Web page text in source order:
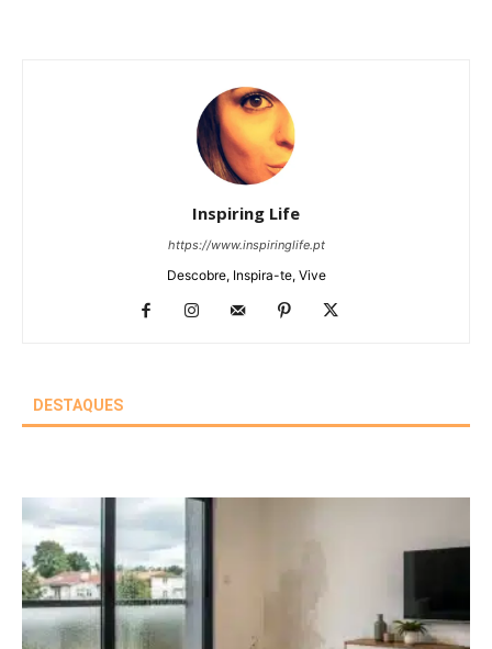
Inspiring Life
https://www.inspiringlife.pt
Descobre, Inspira-te, Vive
DESTAQUES